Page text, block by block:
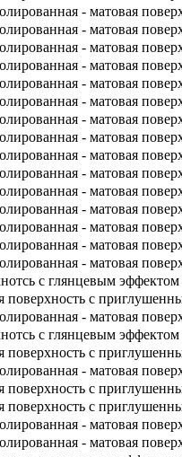
- матовая
- матовая
- матовая
- матовая
- матовая
- матовая
- матовая
- матовая
- матовая
- матовая
- матовая
- матовая
- матовая
- матовая
- матовая
с глянцевым эффектом
поверхность с
- матовая
с глянцевым эффектом
поверхность с
- матовая
поверхность с
поверхность с
- матовая
- матовая